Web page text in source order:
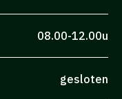
08.00-12.00u
gesloten